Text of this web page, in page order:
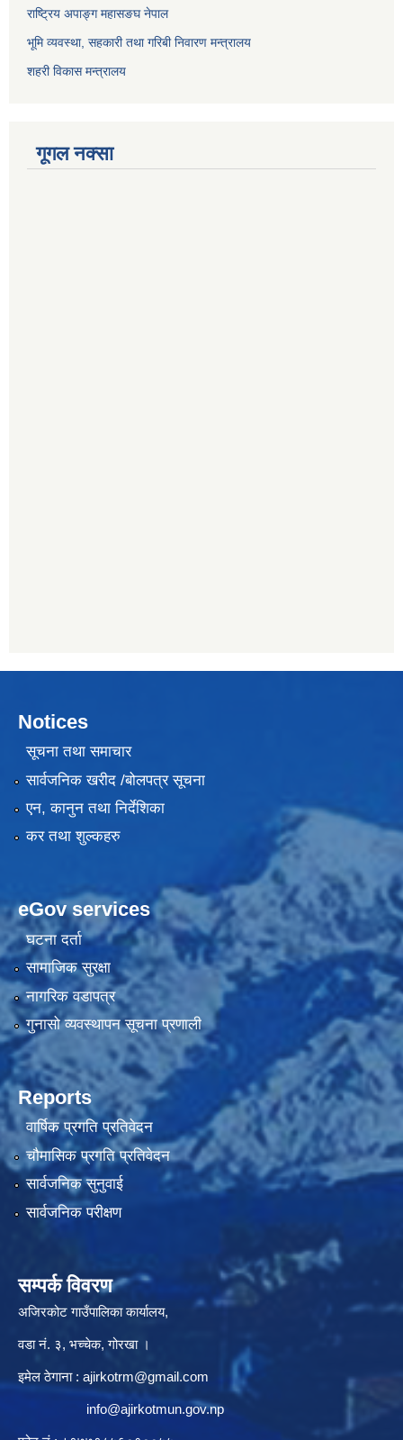
राष्ट्रिय अपाङ्ग महासङघ नेपाल
भूमि व्यवस्था, सहकारी तथा गरिबी निवारण मन्त्रालय
शहरी विकास मन्त्रालय
गूगल नक्सा
Notices
सूचना तथा समाचार
सार्वजनिक खरीद /बोलपत्र सूचना
एन, कानुन तथा निर्देशिका
कर तथा शुल्कहरु
eGov services
घटना दर्ता
सामाजिक सुरक्षा
नागरिक वडापत्र
गुनासो व्यवस्थापन सूचना प्रणाली
Reports
वार्षिक प्रगति प्रतिवेदन
चौमासिक प्रगति प्रतिवेदन
सार्वजनिक सुनुवाई
सार्वजनिक परीक्षण
सम्पर्क विवरण
अजिरकोट गाउँपालिका कार्यालय,
वडा नं. ३, भच्चेक, गोरखा ।
इमेल ठेगाना : ajirkotrm@gmail.com
info@ajirkotmun.gov.np